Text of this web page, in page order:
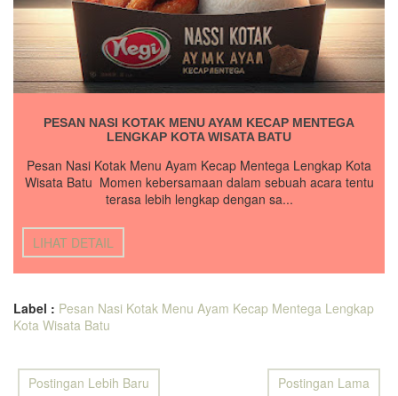
PESAN NASI KOTAK MENU AYAM KECAP MENTEGA
LENGKAP KOTA WISATA BATU
Pesan Nasi Kotak Menu Ayam Kecap Mentega Lengkap Kota
Wisata Batu Momen kebersamaan dalam sebuah acara tentu
terasa lebih lengkap dengan sa...
LIHAT DETAIL
Label : Pesan Nasi Kotak Menu Ayam Kecap Mentega Lengkap
Kota Wisata Batu
Postingan Lebih Baru Postingan Lama